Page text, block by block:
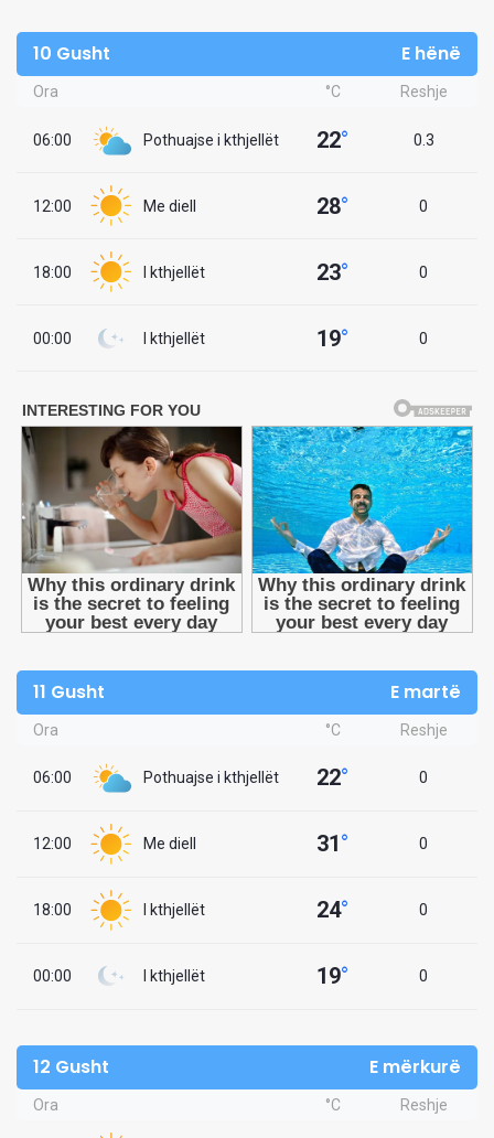
10 Gusht E hënë
Ora °C Reshje
06:00 Pothuajse i kthjellët 22° 0.3
12:00 Me diell 28° 0
18:00 I kthjellët 23° 0
00:00 I kthjellët 19° 0
11 Gusht E martë
Ora °C Reshje
06:00 Pothuajse i kthjellët 22° 0
12:00 Me diell 31° 0
18:00 I kthjellët 24° 0
00:00 I kthjellët 19° 0
12 Gusht E mërkurë
Ora °C Reshje